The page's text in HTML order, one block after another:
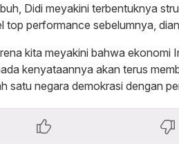
Didi meyakini terbentuknya
top performance sebelumnya,
kita meyakini bahwa ekonomi
kenyataannya akan terus
satu negara demokrasi dengan